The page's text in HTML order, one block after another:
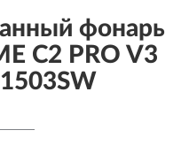
фонарь
C2 PRO V3